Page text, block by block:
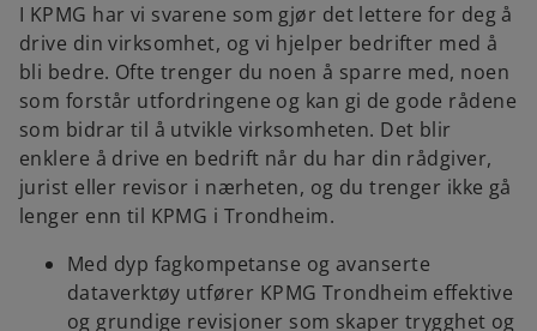
I KPMG har vi svarene som gjør det lettere for deg å
drive din virksomhet, og vi hjelper bedrifter med å
bli bedre. Ofte trenger du noen å sparre med, noen
som forstår utfordringene og kan gi de gode rådene
som bidrar til å utvikle virksomheten. Det blir
enklere å drive en bedrift når du har din rådgiver,
jurist eller revisor i nærheten, og du trenger ikke gå
lenger enn til KPMG i Trondheim.
Med dyp fagkompetanse og avanserte
dataverktøy utfører KPMG Trondheim effektive
og grundige revisjoner som skaper trygghet og